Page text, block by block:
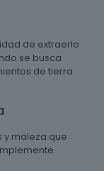
de extraerlo
se busca
de tierra
y maleza que